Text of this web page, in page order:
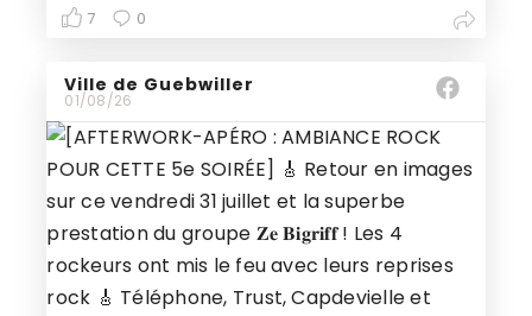
7
0
Ville de Guebwiller
01/08/26